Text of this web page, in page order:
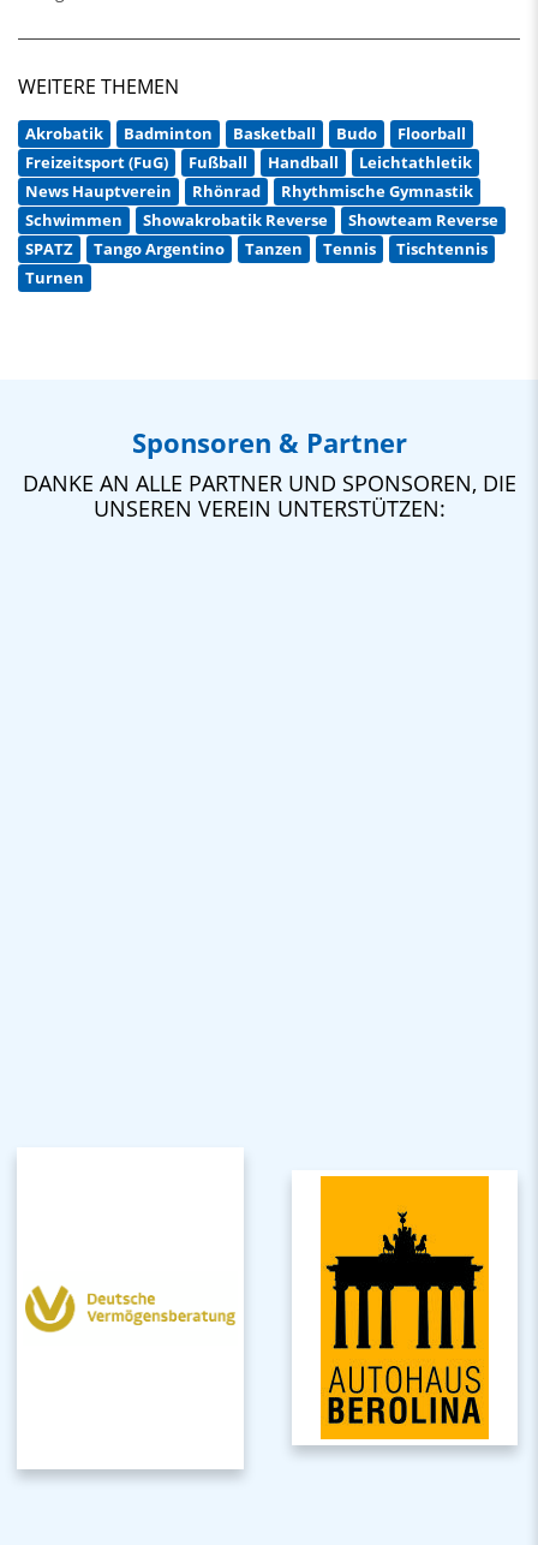
WEITERE THEMEN
Akrobatik Badminton Basketball Budo
Floorball
Freizeitsport (FuG)
Fußball Handball
Leichtathletik
News Hauptverein
Rhönrad
Rhythmische Gymnastik
Schwimmen
Showakrobatik Reverse
Showteam Reverse
SPATZ
Tango Argentino Tanzen Tennis
Tischtennis
Turnen
Sponsoren & Partner
DANKE AN ALLE PARTNER UND SPONSOREN, DIE
UNSEREN VEREIN UNTERSTÜTZEN: